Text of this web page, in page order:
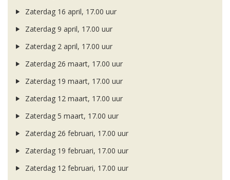
Zaterdag 16 april, 17.00 uur
Zaterdag 9 april, 17.00 uur
Zaterdag 2 april, 17.00 uur
Zaterdag 26 maart, 17.00 uur
Zaterdag 19 maart, 17.00 uur
Zaterdag 12 maart, 17.00 uur
Zaterdag 5 maart, 17.00 uur
Zaterdag 26 februari, 17.00 uur
Zaterdag 19 februari, 17.00 uur
Zaterdag 12 februari, 17.00 uur